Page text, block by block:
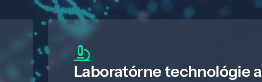
Laboratórne technológie a